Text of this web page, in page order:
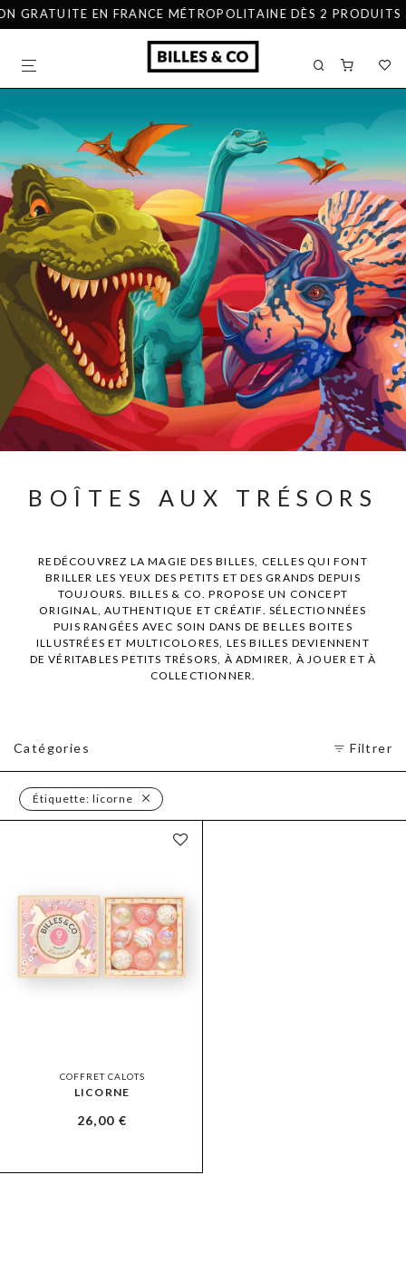
GRATUITE EN FRANCE MÉTROPOLITAINE DÈS 2 PRODUITS
BOÎTES AUX TRÉSORS
REDÉCOUVREZ LA MAGIE DES BILLES, CELLES QUI FONT
BRILLER LES YEUX DES PETITS ET DES GRANDS DEPUIS
TOUJOURS. BILLES & CO. PROPOSE UN CONCEPT
ORIGINAL, AUTHENTIQUE ET CRÉATIF. SÉLECTIONNÉES
PUIS RANGÉES AVEC SOIN DANS DE BELLES BOITES
ILLUSTRÉES ET MULTICOLORES, LES BILLES DEVIENNENT
DE VÉRITABLES PETITS TRÉSORS, À ADMIRER, À JOUER ET À
COLLECTIONNER.
Catégories Filtrer
Étiquette: licorne
COFFRET CALOTS
LICORNE
26,00€